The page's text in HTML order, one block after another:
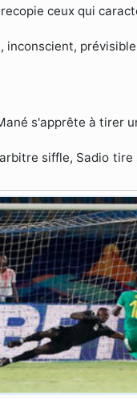
ceux qui
s'apprête à tirer
siffle, Sadio